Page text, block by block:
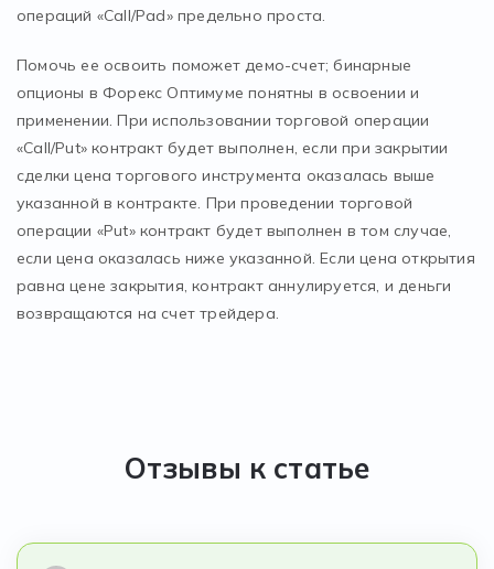
операций «Call/Pad» предельно проста.
Помочь ее освоить поможет демо-счет; бинарные
опционы в Форекс Оптимуме понятны в освоении и
применении. При использовании торговой операции
«Call/Put» контракт будет выполнен, если при закрытии
сделки цена торгового инструмента оказалась выше
указанной в контракте. При проведении торговой
операции «Put» контракт будет выполнен в том случае,
если цена оказалась ниже указанной. Если цена открытия
равна цене закрытия, контракт аннулируется, и деньги
возвращаются на счет трейдера.
Отзывы к статье